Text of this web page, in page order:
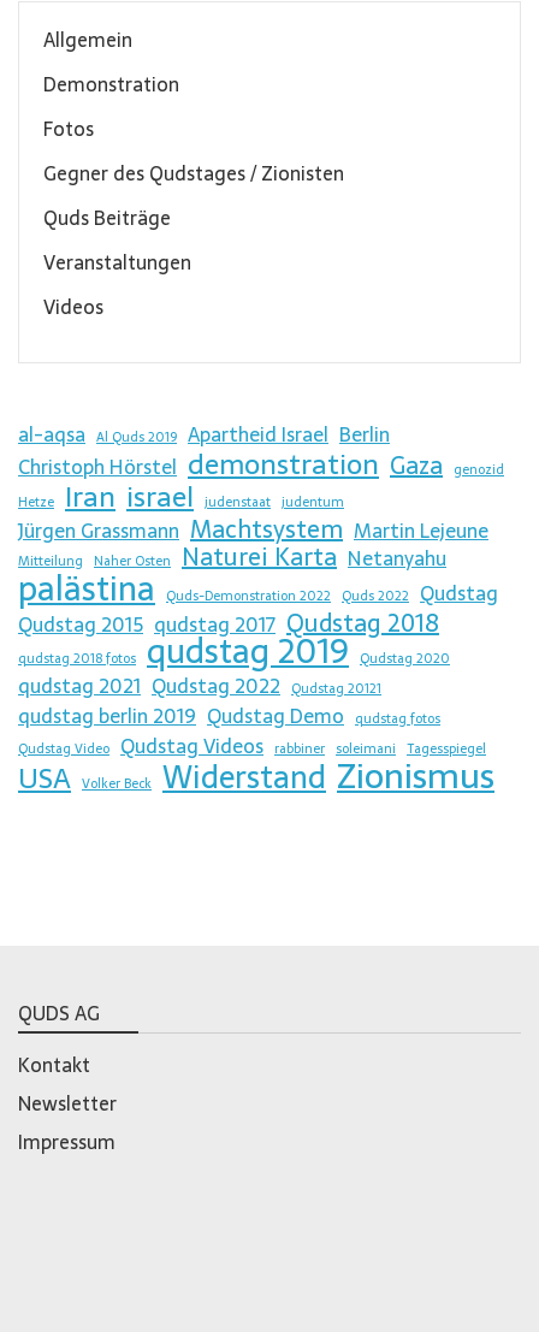
Allgemein
Demonstration
Fotos
Gegner des Qudstages / Zionisten
Quds Beiträge
Veranstaltungen
Videos
al-aqsa Al Quds 2019 Apartheid Israel Berlin
Christoph Hörstel demonstration Gaza genozid
Hetze Iran israel judenstaat judentum
Jürgen Grassmann Machtsystem Martin Lejeune
Mitteilung Naher Osten Naturei Karta Netanyahu
palästina Quds-Demonstration 2022 Quds 2022
Qudstag
Qudstag 2015 qudstag 2017 Qudstag 2018
qudstag 2018 fotos qudstag 2019 Qudstag 2020
qudstag 2021 Qudstag 2022 Qudstag 20121
qudstag berlin 2019 Qudstag Demo
qudstag fotos
Qudstag Video Qudstag Videos rabbiner soleimani Tagesspiegel
USA Volker Beck Widerstand Zionismus
QUDS AG
Kontakt
Newsletter
Impressum